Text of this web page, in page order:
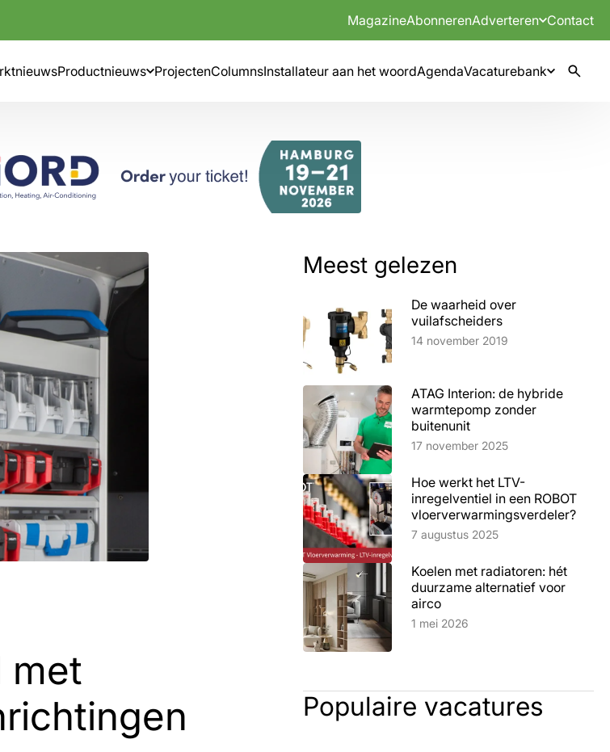
MagazineAbonnerenAdverteren Contact
Productnieuws ProjectenColumnsInstallateur aan het woordAgendaVacaturebank
met
Meest gelezen
De waarheid over
vuilafscheiders
Lees artikel
14 november 2019
ATAG Interion: de hybride
warmtepomp zonder
buitenunit
Lees artikel
17 november 2025
Hoe werkt het LTV-
inregelventiel in een ROBOT
vloerverwarmingsverdeler?
Lees artikel
7 augustus 2025
Koelen met radiatoren: hét
duurzame alternatief voor
aircoLees artikel
1 mei 2026
Populaire vacatures